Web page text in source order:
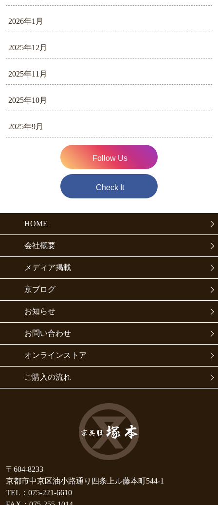
2026年1月
2025年12月
2025年11月
2025年10月
2025年9月
Follow Us
Check It
HOME
会社概要
メディア掲載
京ブログ
お知らせ
お問い合わせ
オンラインストア
ご購入の流れ
〒604-8233
京都市中京区油小路通り四条上ル藤本町544-1
TEL：075-221-6610